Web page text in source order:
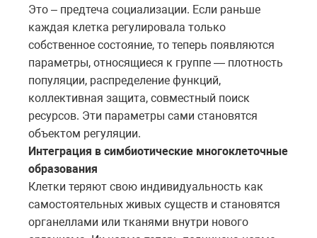
Это – предтеча социализации. Если раньше
каждая клетка регулировала только
собственное состояние, то теперь появляются
параметры, относящиеся к группе — плотность
популяции, распределение функций,
коллективная защита, совместный поиск
ресурсов. Эти параметры сами становятся
объектом регуляции.
Интеграция в симбиотические многоклеточные
образования
Клетки теряют свою индивидуальность как
самостоятельных живых существ и становятся
органеллами или тканями внутри нового